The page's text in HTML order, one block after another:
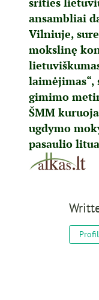
ansambliai
Vilniuje,
mokslinę
laimėjimas“,
gimimo
ŠMM
ugdymo
pasaulio